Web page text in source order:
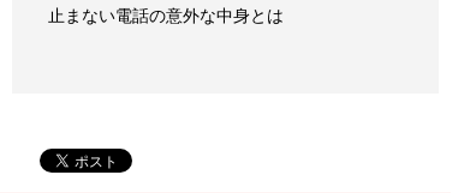
止まない電話の意外な中身とは